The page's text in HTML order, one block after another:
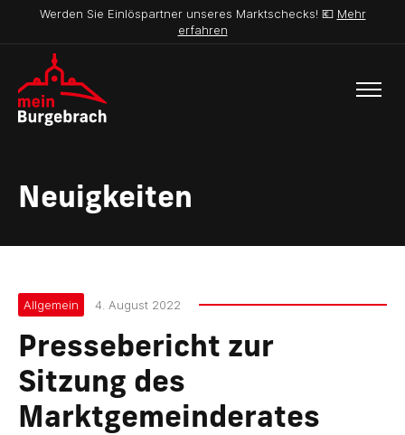
Werden Sie Einlöspartner unseres Marktschecks! 💶 Mehr
erfahren
Neuigkeiten
Allgemein 4. August 2022
Pressebericht zur
Sitzung des
Marktgemeinderates